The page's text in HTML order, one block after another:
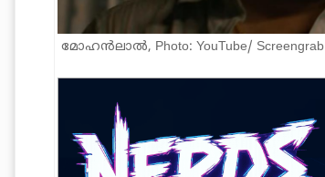
മോഹൻലാൽ, Photo: YouTube/ Screengrab